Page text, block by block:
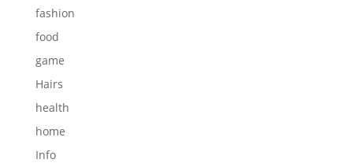
fashion
food
game
Hairs
health
home
Info